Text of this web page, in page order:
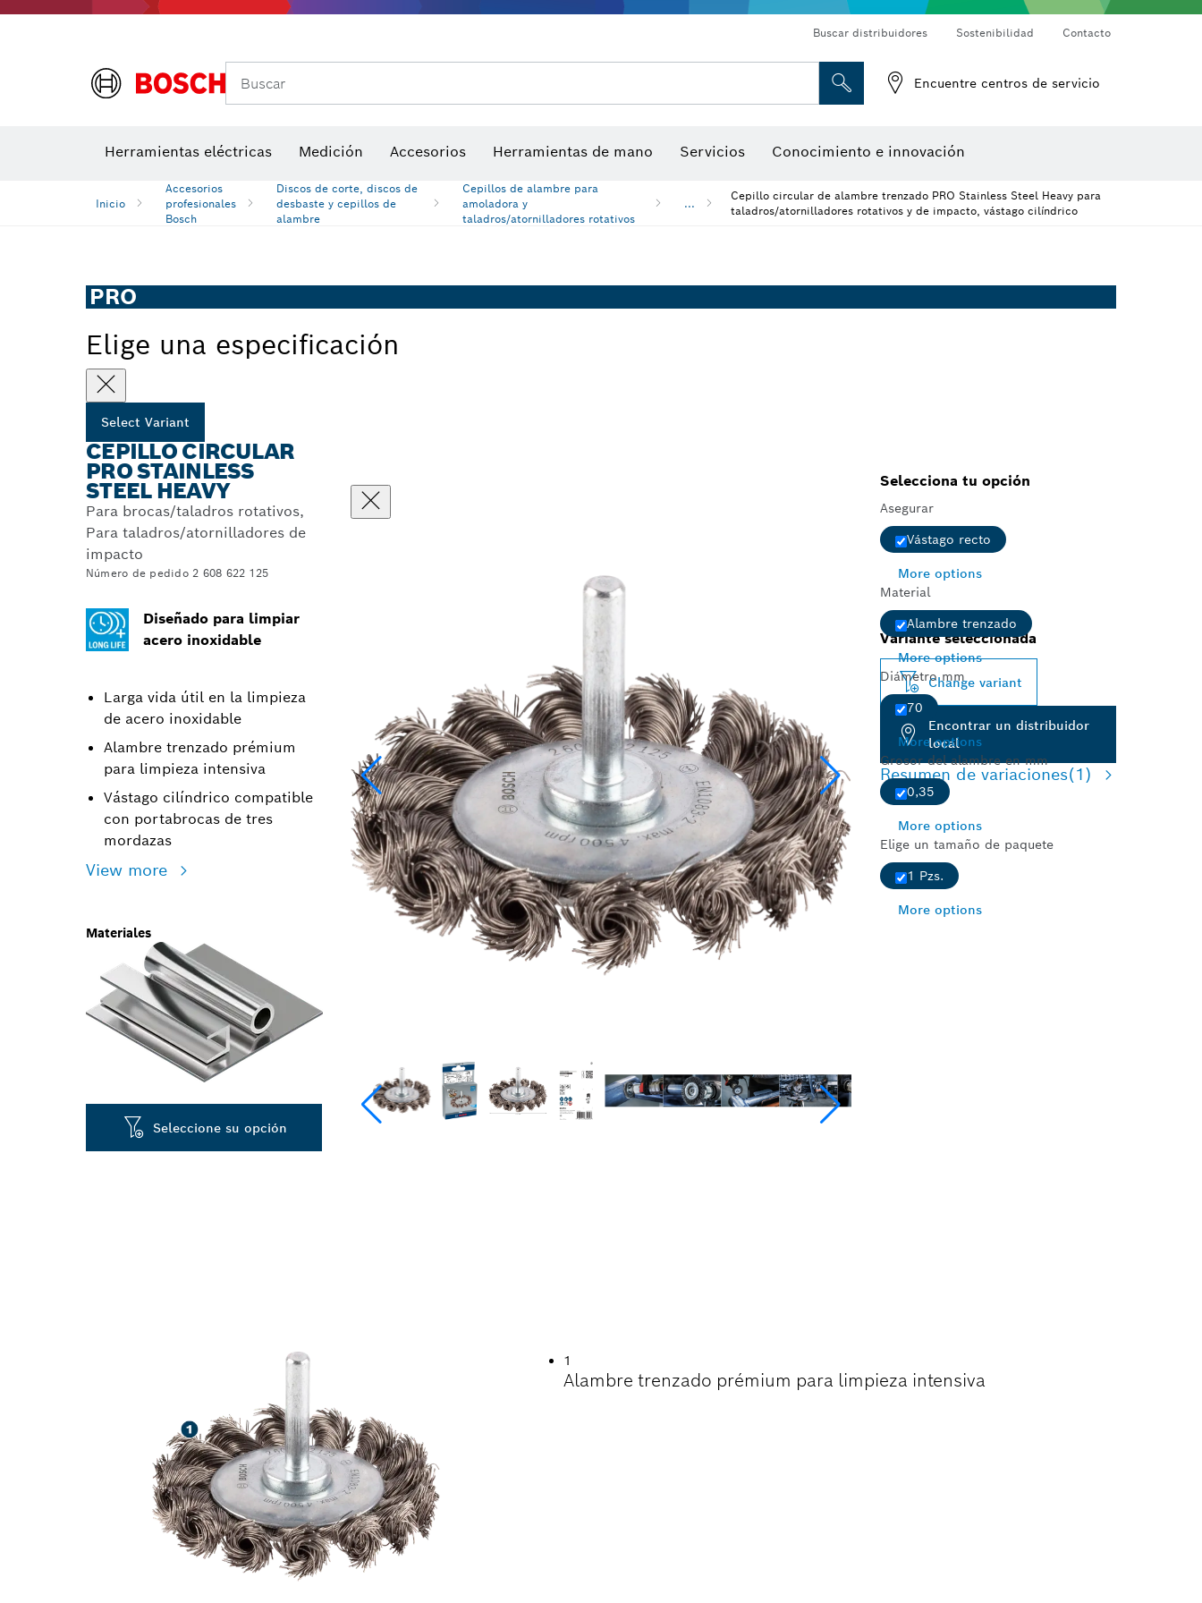
Buscar distribuidores Sostenibilidad Contacto
Buscar Encuentre centros de servicio
Herramientas eléctricas Medición Accesorios Herramientas de mano Servicios Conocimiento e innovación
Inicio
Accesorios
profesionales
Bosch
Discos de corte, discos de
desbaste y cepillos de
alambre
Cepillos de alambre para
amoladora y
taladros/atornilladores rotativos
...
Cepillo circular de alambre trenzado PRO Stainless Steel Heavy para
taladros/atornilladores rotativos y de impacto, vástago cilíndrico
PRO
Elige una especificación
Select Variant
CEPILLO CIRCULAR
PRO STAINLESS
STEEL HEAVY
Para brocas/taladros rotativos,
Para taladros/atornilladores de
impacto
Número de pedido 2 608 622 125
Diseñado para limpiar
acero inoxidable
Larga vida útil en la limpieza
de acero inoxidable
Alambre trenzado prémium
para limpieza intensiva
Vástago cilíndrico compatible
con portabrocas de tres
mordazas
View more
Materiales
Seleccione su opción
Selecciona tu opción
Asegurar
Vástago recto
More options
Material
Alambre trenzado
More options
Diámetro mm
70
More options
Grosor del alambre en mm
0,35
More options
Elige un tamaño de paquete
1 Pzs.
More options
Variante seleccionada
Change variant
Encontrar un distribuidor
local
Resumen de variaciones(1)
1
Alambre trenzado prémium para limpieza intensiva